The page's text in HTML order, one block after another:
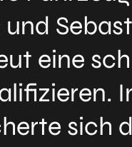
und
eine
sich